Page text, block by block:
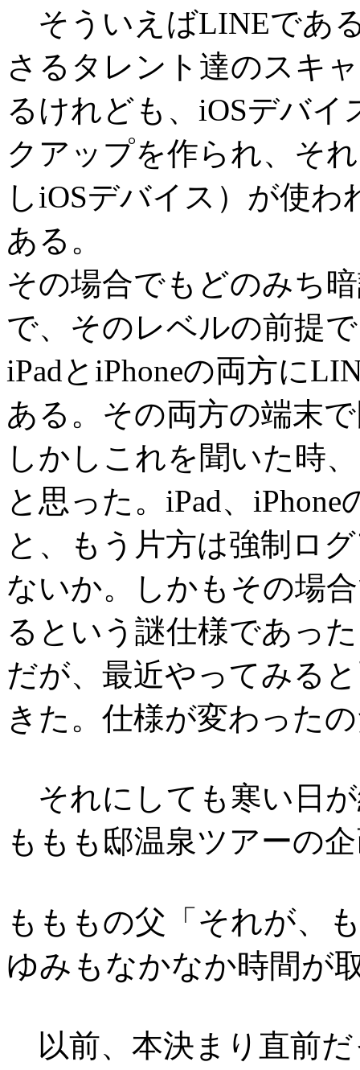
そういえばLINEであ
さるタレント達のスキ
るけれども、iOSデバイ
クアップを作られ、そ
しiOSデバイス）が使
ある。
その場合でもどのみち
で、そのレベルの前提
iPadとiPhoneの両方に
ある。その両方の端末
しかしこれを聞いた時
と思った。iPad、
と、もう片方は強制ロ
ないか。しかもその場
るという謎仕様であっ
だが、最近やってみる
きた。仕様が変わった
それにしても寒い日
ももも邸温泉ツアーの
もももの父「 それが、
ゆみもなかなか時間が
以前、本決まり直前